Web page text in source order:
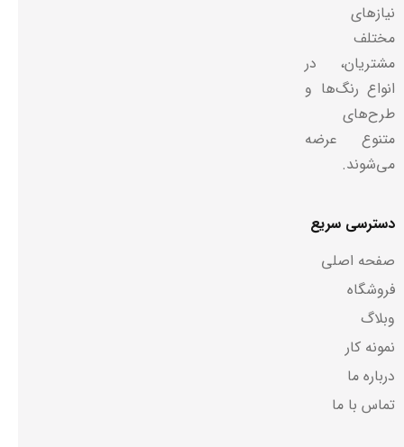
نیازهای
مختلف
مشتریان، در
انواع رنگ‌ها و
طرح‌های
متنوع عرضه
می‌شوند.
دسترسی سریع
صفحه اصلی
فروشگاه
وبلاگ
نمونه کار
درباره ما
تماس با ما